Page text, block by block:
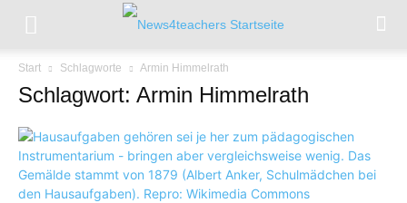
Start Schlagworte Armin Himmelrath
Schlagwort: Armin Himmelrath